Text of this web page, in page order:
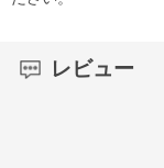
レビュー